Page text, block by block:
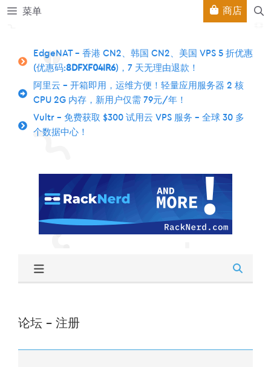
跳
菜单 商店
EdgeNAT – 香港 CN2、韩国 CN2、美国 VPS 5 折优惠
(优惠码:8DFXF04IR6)，7 天无理由退款！
阿里云 – 开箱即用，运维方便！轻量应用服务器 2 核
CPU 2G 内存，新用户仅需 79元/年！
Vultr – 免费获取 $300 试用云 VPS 服务 – 全球 30 多
个数据中心！
论坛 - 注册